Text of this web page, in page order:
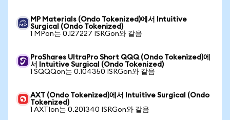
MP Materials (Ondo Tokenized)에서 Intuitive
Surgical (Ondo Tokenized)
1 MPon는 0.127227 ISRGon와 같음
ProShares UltraPro Short QQQ (Ondo Tokenized)에
서 Intuitive Surgical (Ondo Tokenized)
1 SQQQon는 0.104350 ISRGon와 같음
AXT (Ondo Tokenized)에서 Intuitive Surgical (Ondo
Tokenized)
1 AXTIon는 0.201340 ISRGon와 같음